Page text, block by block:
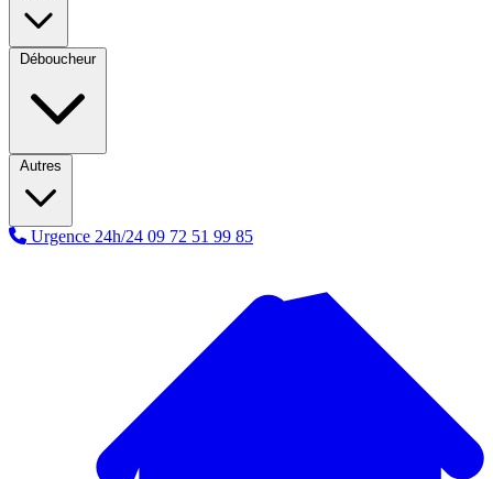
Déboucheur
Autres
Urgence 24h/24 09 72 51 99 85